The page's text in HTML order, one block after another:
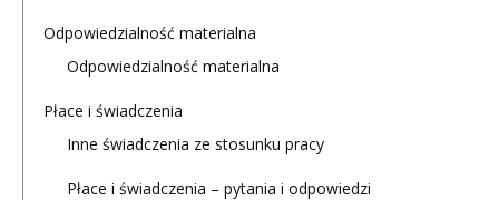
Odpowiedzialność materialna
Odpowiedzialność materialna
Płace i świadczenia
Inne świadczenia ze stosunku pracy
Płace i świadczenia – pytania i odpowiedzi